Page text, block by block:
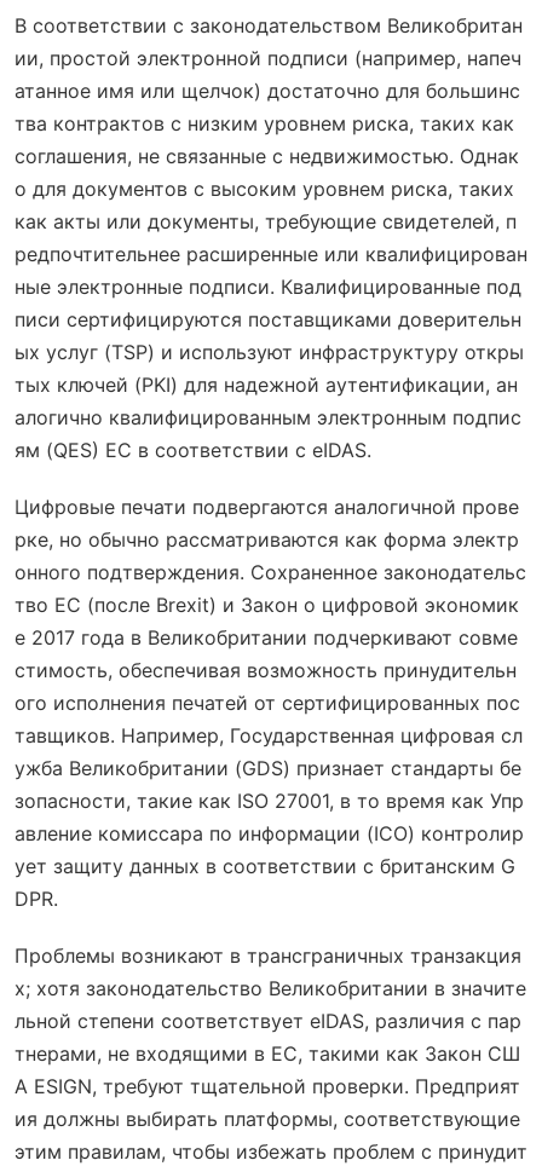
В соответствии с законодательством Великобритан
ии, простой электронной подписи (например, напеч
атанное имя или щелчок) достаточно для большинс
тва контрактов с низким уровнем риска, таких как
соглашения, не связанные с недвижимостью. Однак
о для документов с высоким уровнем риска, таких
как акты или документы, требующие свидетелей, п
редпочтительнее расширенные или квалифицирован
ные электронные подписи. Квалифицированные под
писи сертифицируются поставщиками доверительн
ых услуг (TSP) и используют инфраструктуру откры
тых ключей (PKI) для надежной аутентификации, ан
алогично квалифицированным электронным подпис
ям (QES) ЕС в соответствии с eIDAS.
Цифровые печати подвергаются аналогичной прове
рке, но обычно рассматриваются как форма электр
онного подтверждения. Сохраненное законодательс
тво ЕС (после Brexit) и Закон о цифровой экономик
е 2017 года в Великобритании подчеркивают совме
стимость, обеспечивая возможность принудительн
ого исполнения печатей от сертифицированных пос
тавщиков. Например, Государственная цифровая сл
ужба Великобритании (GDS) признает стандарты бе
зопасности, такие как ISO 27001, в то время как Упр
авление комиссара по информации (ICO) контролир
ует защиту данных в соответствии с британским G
DPR.
Проблемы возникают в трансграничных транзакция
х; хотя законодательство Великобритании в значите
льной степени соответствует eIDAS, различия с пар
тнерами, не входящими в ЕС, такими как Закон СШ
А ESIGN, требуют тщательной проверки. Предприят
ия должны выбирать платформы, соответствующие
этим правилам, чтобы избежать проблем с принудит